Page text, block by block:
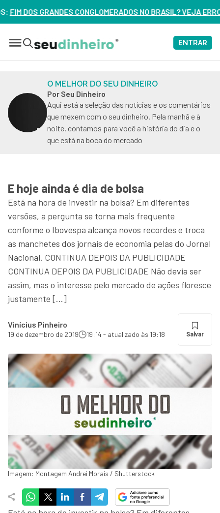
NO BRASIL? VEJA ERROS DE 3 DELES – ASSISTA
ENTRAR
O MELHOR DO SEU DINHEIRO
Por Seu Dinheiro
Aqui está a seleção das notícias e os comentários
que mexem com o seu dinheiro. Pela manhã e à
noite, contamos para você a história do dia e o
que está na boca do mercado
E hoje ainda é dia de bolsa
Está na hora de investir na bolsa? Em diferentes
versões, a pergunta se torna mais frequente
conforme o Ibovespa alcança novos recordes e troca
as manchetes dos jornais de economia pelas do Jornal
Nacional. CONTINUA DEPOIS DA PUBLICIDADE
CONTINUA DEPOIS DA PUBLICIDADE Não devia ser
assim, mas o interesse pelo mercado de ações floresce
justamente […]
Vinícius Pinheiro
19 de dezembro de 2019 19:14 - atualizado às 19:18 Salvar
Imagem: Montagem Andrei Morais / Shutterstock